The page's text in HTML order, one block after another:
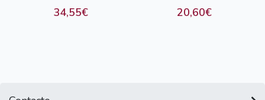
34,55€
X.R./ROSALES,M.
20,60€